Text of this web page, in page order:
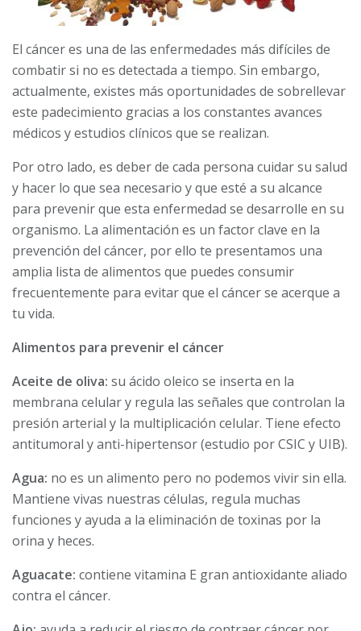
El cáncer es una de las enfermedades más difíciles de
combatir si no es detectada a tiempo. Sin embargo,
actualmente, existes más oportunidades de sobrellevar
este padecimiento gracias a los constantes avances
médicos y estudios clínicos que se realizan.
Por otro lado, es deber de cada persona cuidar su salud
y hacer lo que sea necesario y que esté a su alcance
para prevenir que esta enfermedad se desarrolle en su
organismo. La alimentación es un factor clave en la
prevención del cáncer, por ello te presentamos una
amplia lista de alimentos que puedes consumir
frecuentemente para evitar que el cáncer se acerque a
tu vida.
Alimentos para prevenir el cáncer
Aceite de oliva: su ácido oleico se inserta en la
membrana celular y regula las señales que controlan la
presión arterial y la multiplicación celular. Tiene efecto
antitumoral y anti-hipertensor (estudio por CSIC y UIB).
Agua: no es un alimento pero no podemos vivir sin ella.
Mantiene vivas nuestras células, regula muchas
funciones y ayuda a la eliminación de toxinas por la
orina y heces.
Aguacate: contiene vitamina E gran antioxidante aliado
contra el cáncer.